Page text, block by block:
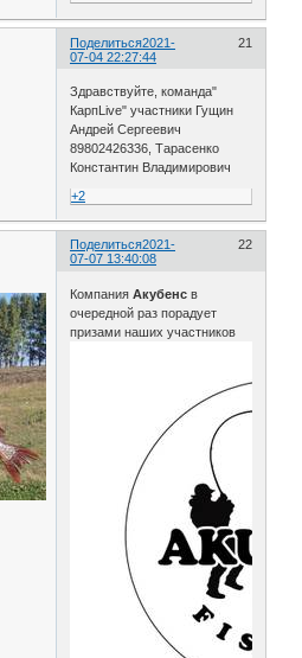
Поделиться 21
2021-
07-04 22:27:44
Здравствуйте, команда"
КарпLive" участники Гущин
Андрей Сергеевич
89802426336, Тарасенко
Константин Владимирович
+2
Поделиться 22
2021-
07-07 13:40:08
КомпанияАкубенс в
очередной раз порадует
призами наших участников